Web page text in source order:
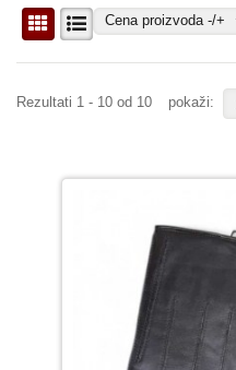
Cena proizvoda -/+
Rezultati 1 - 10 od 10 pokaži: